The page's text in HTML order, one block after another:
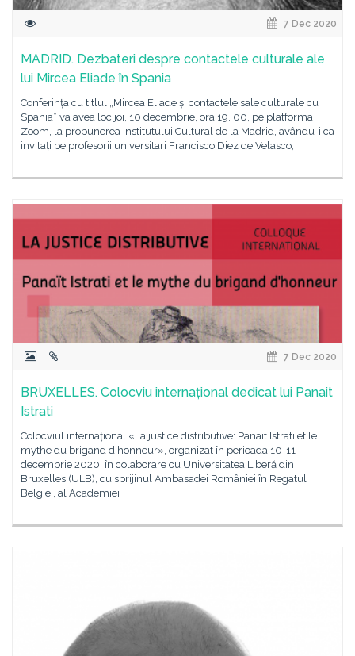
7 Dec 2020
MADRID. Dezbateri despre contactele culturale ale
lui Mircea Eliade în Spania
Conferința cu titlul „Mircea Eliade și contactele sale culturale cu
Spania” va avea loc joi, 10 decembrie, ora 19. 00, pe platforma
Zoom, la propunerea Institutului Cultural de la Madrid, avându-i ca
invitați pe profesorii universitari Francisco Diez de Velasco,
7 Dec 2020
BRUXELLES. Colocviu internațional dedicat lui Panait
Istrati
Colocviul internațional «La justice distributive: Panait Istrati et le
mythe du brigand d’honneur», organizat în perioada 10-11
decembrie 2020, în colaborare cu Universitatea Liberă din
Bruxelles (ULB), cu sprijinul Ambasadei României în Regatul
Belgiei, al Academiei